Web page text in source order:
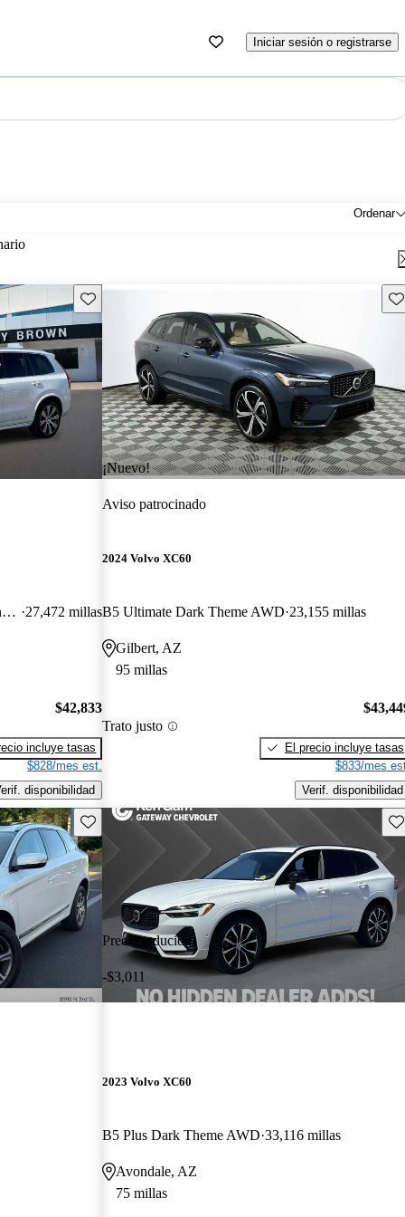
Iniciar sesión o registrarse
Ordenar
Guarda este Aviso
B6 Ultimate Bright Theme 7-Passenger AWD 27,472 millas
$42,833
incluye tasas
$828/mes est.
disponibilidad
¡Nuevo!
Aviso patrocinado
2024 Volvo XC60
B5 Ultimate Dark Theme AWD 23,155 millas
Gilbert, AZ
95 millas
Trato justo
El precio incluye tasas
$833/mes
Verif. disponibilidad
Guarda este Aviso
Precio reducido
-$3,011
2023 Volvo XC60
B5 Plus Dark Theme AWD 33,116 millas
Avondale, AZ
75 millas